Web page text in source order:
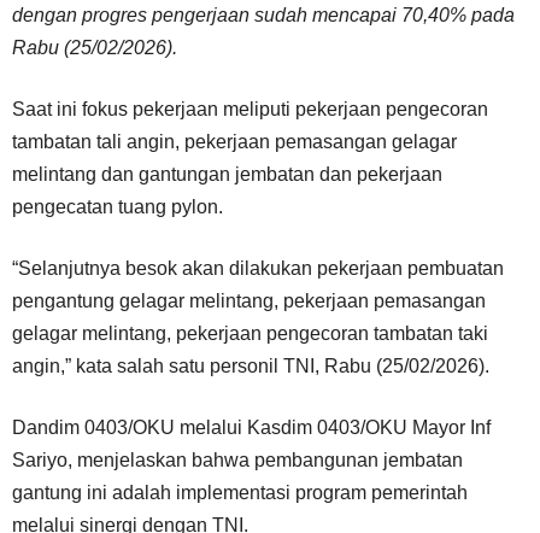
dengan progres pengerjaan sudah mencapai 70,40% pada
Rabu (25/02/2026).
Saat ini fokus pekerjaan meliputi pekerjaan pengecoran
tambatan tali angin, pekerjaan pemasangan gelagar
melintang dan gantungan jembatan dan pekerjaan
pengecatan tuang pylon.
“Selanjutnya besok akan dilakukan pekerjaan pembuatan
pengantung gelagar melintang, pekerjaan pemasangan
gelagar melintang, pekerjaan pengecoran tambatan taki
angin,” kata salah satu personil TNI, Rabu (25/02/2026).
Dandim 0403/OKU melalui Kasdim 0403/OKU Mayor Inf
Sariyo, menjelaskan bahwa pembangunan jembatan
gantung ini adalah implementasi program pemerintah
melalui sinergi dengan TNI.